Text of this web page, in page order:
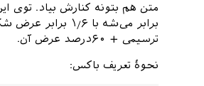
متن هم بتونه کنارش بیاد. توی
برابر می‌شه با ۱٫۶
ترسیمی + ۶۰درصد عرض آن.
نحوهٔ تعریف باکس: